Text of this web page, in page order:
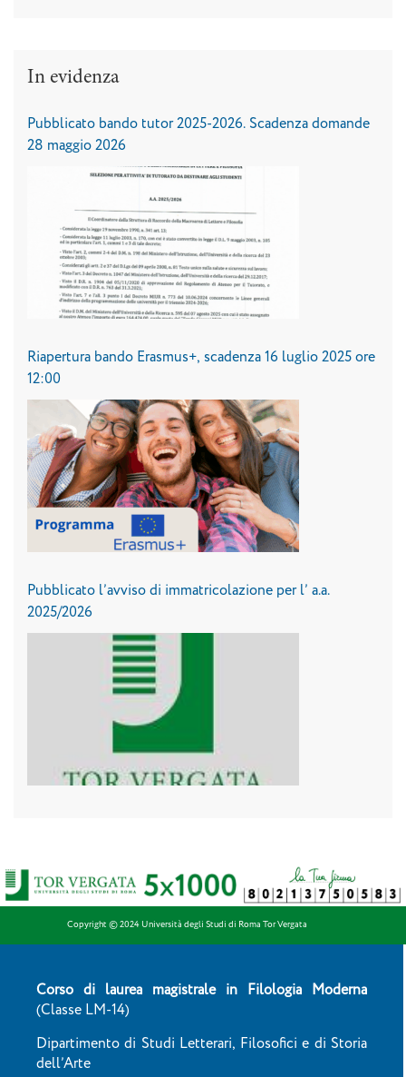
In evidenza
Pubblicato bando tutor 2025-2026. Scadenza domande
28 maggio 2026
Riapertura bando Erasmus+, scadenza 16 luglio 2025 ore
12:00
Pubblicato l’avviso di immatricolazione per l’ a.a.
2025/2026
Copyright © 2024 Università degli Studi di Roma Tor Vergata
Corso di laurea magistrale in Filologia Moderna
(Classe LM-14)
Dipartimento di Studi Letterari, Filosofici e di Storia
dell’Arte